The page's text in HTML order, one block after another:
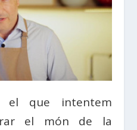
el que intentem
el món de la